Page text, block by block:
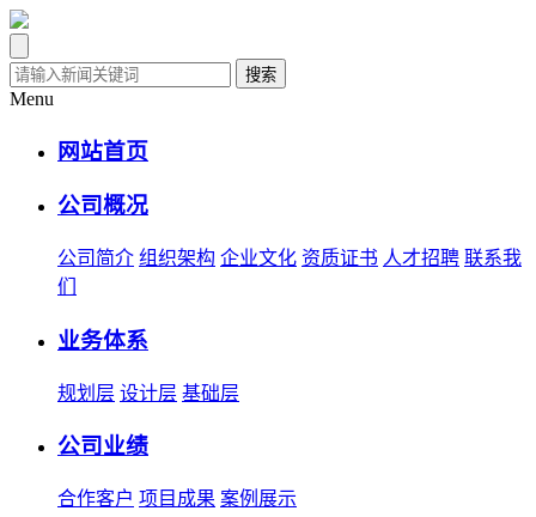
搜索
Menu
网站首页
公司概况
公司简介 组织架构 企业文化 资质证书 人才招聘 联系我
们
业务体系
规划层 设计层 基础层
公司业绩
合作客户 项目成果 案例展示